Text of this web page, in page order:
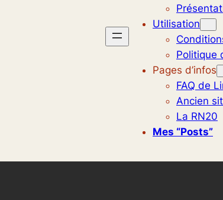
Utilisation
Politique
Pages d’infos
FAQ de
Ancien
La RN20
Mes “posts”